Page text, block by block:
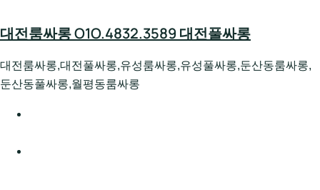
to
대전룸싸롱 O1O.4832.3589 대전풀싸롱
대전룸싸롱,대전풀싸롱,유성룸싸롱,유성풀싸롱,둔산동룸싸롱,
둔산동풀싸롱,월평동룸싸롱